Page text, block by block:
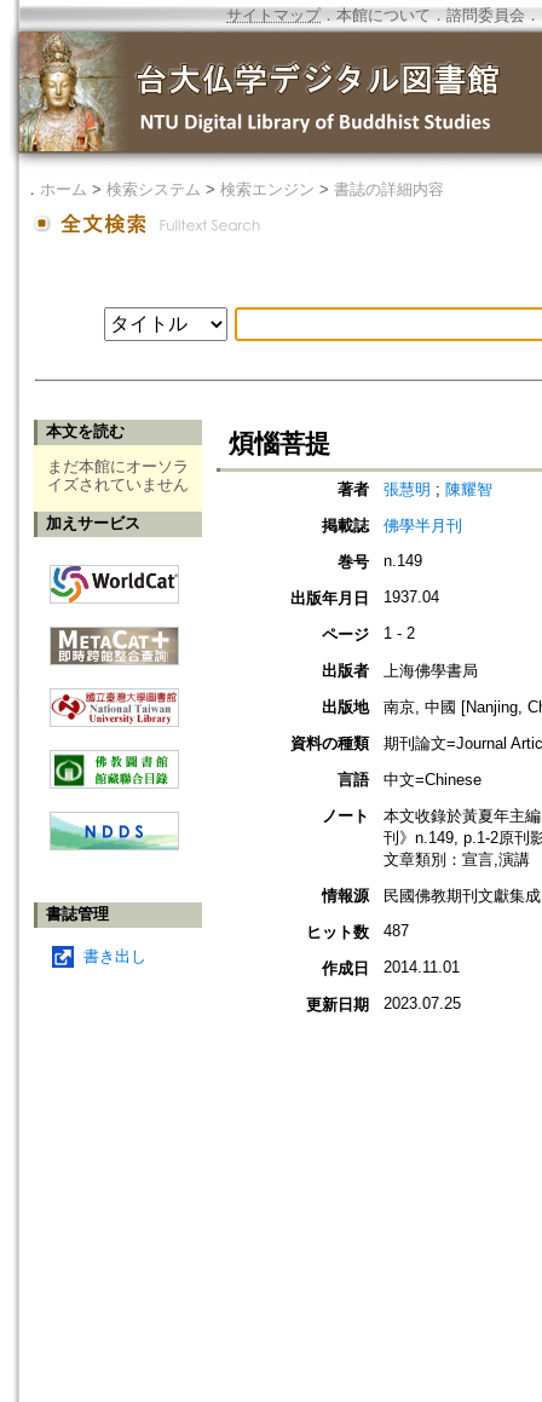
サイトマップ．本館について ． 諮問委員会 ．
． ホーム > 検索システム > 検索エンジン > 書誌の詳細内容
本文を読む
まだ本館にオーソラ
イズされていません
加えサービス
書誌管理
書き出し
煩惱菩提
著者 張慧明 ; 陳耀智
掲載誌
佛學半月刊
巻号
n.149
出版年月日 1937.04
ページ 1 - 2
出版者
上海佛學書局
出版地
南京, 中國 [Nanjing,
資料の種類
期刊論文=Journal
言語
中文=Chinese
ノート
本文收錄於黃夏年主
刊》n.149, p.1-2原刊
文章類別：宣言,演講
情報源
民國佛教期刊文獻集
ヒット数
487
作成日 2014.11.01
更新日期 2023.07.25